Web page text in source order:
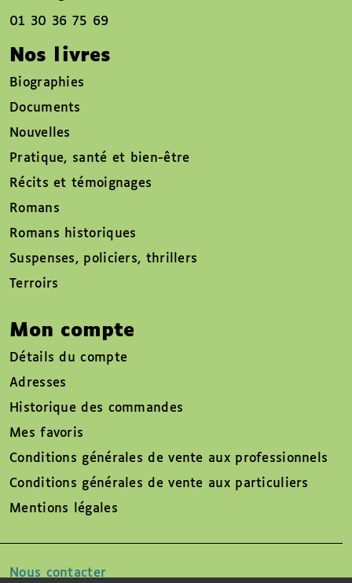
01 30 36 75 69
Nos livres
Biographies
Documents
Nouvelles
Pratique, santé et bien-être
Récits et témoignages
Romans
Romans historiques
Suspenses, policiers, thrillers
Terroirs
Mon compte
Détails du compte
Adresses
Historique des commandes
Mes favoris
Conditions générales de vente aux professionnels
Conditions générales de vente aux particuliers
Mentions légales
Nous contacter